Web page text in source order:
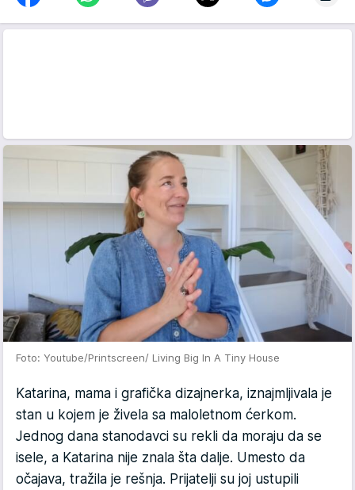
Foto: Youtube/Printscreen/ Living Big In A Tiny House
Katarina, mama i grafička dizajnerka, iznajmljivala je
stan u kojem je živela sa maloletnom ćerkom.
Jednog dana stanodavci su rekli da moraju da se
isele, a Katarina nije znala šta dalje. Umesto da
očajava, tražila je rešnja. Prijatelji su joj ustupili